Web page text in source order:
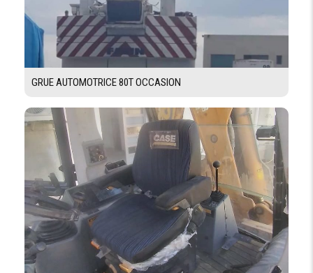
GRUE AUTOMOTRICE 80T OCCASION